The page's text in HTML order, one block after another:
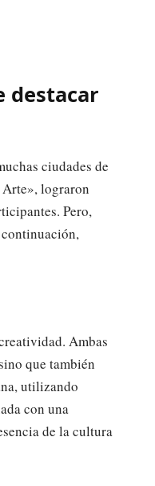
destacar
ciudades de
Arte», lograron
Pero,
continuación,
Ambas
que también
utilizando
con una
de la cultura